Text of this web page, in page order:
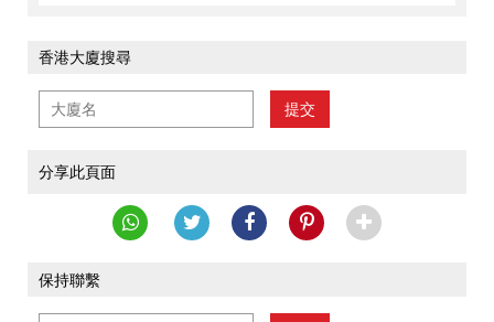
香港大廈搜尋
提交
分享此頁面
保持聯繫